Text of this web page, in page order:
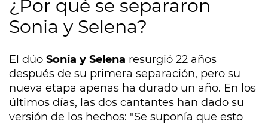
¿Por qué se separaron
Sonia y Selena?
El dúo Sonia y Selena resurgió 22 años
después de su primera separación, pero su
nueva etapa apenas ha durado un año. En los
últimos días, las dos cantantes han dado su
versión de los hechos: "Se suponía que esto